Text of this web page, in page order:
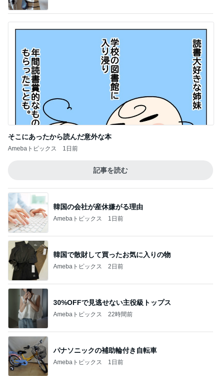
そこにあったから読んだ意外な本
Amebaトピックス 1日前
記事を読む
韓国の会社が産休嫌がる理由
Amebaトピックス 1日前
韓国で散財して買ったお気に入りの物
Amebaトピックス 2日前
30%OFFで見逃せない主役級トップス
Amebaトピックス 22時間前
パナソニックの補助輪付き自転車
Amebaトピックス 1日前